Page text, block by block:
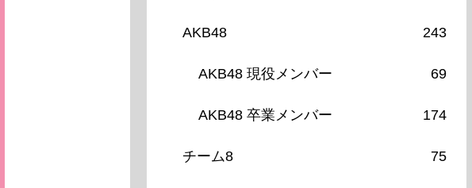
AKB48 243
AKB48 現役メンバー 69
AKB48 卒業メンバー 174
チーム8 75